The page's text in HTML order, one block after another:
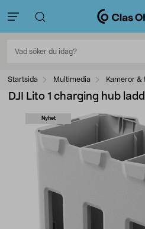
Startsida Multimedia Kameror &
DJI Lito 1 charging hub
Nyhet